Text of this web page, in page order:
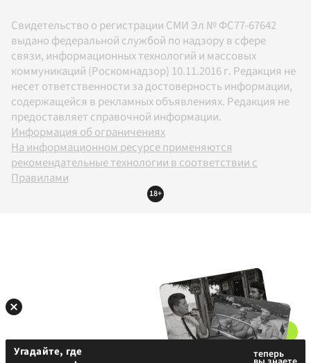
Свидетельство о регистрации СМИ Эл № ФС77-67642
выдано федеральной службой по надзору в сфере
связи, информационных технологий и массовых
коммуникаций (Роскомнадзор) 10.11.2016 г. Редакция не
несет ответственности за достоверность информации,
содержащейся в рекламных объявлениях. Редакция не
предоставляет справочной информации.
Информация об ограничениях
На информационном ресурсе применяются
рекомендательные технологии в соответствии с
Правилами
18+
Угадайте, где